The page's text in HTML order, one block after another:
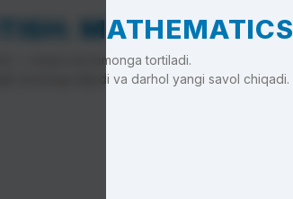
MATHEMATICS
— arqon siz tomonga tortiladi.
tomonga siljiydi va darhol yangi savol chiqadi.